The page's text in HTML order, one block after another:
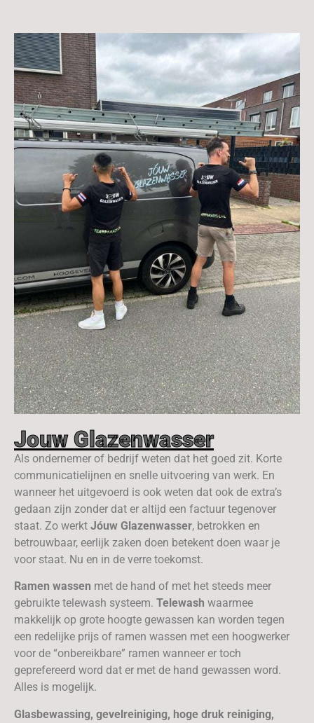
Jouw Glazenwasser
Als ondernemer of bedrijf weten dat het goed zit. Korte
communicatielijnen en snelle uitvoering van werk. En
wanneer het uitgevoerd is ook weten dat ook de extra’s
gedaan zijn zonder dat er altijd een factuur tegenover
staat. Zo werkt Jóuw Glazenwasser, betrokken en
betrouwbaar, eerlijk zaken doen betekent doen waar je
voor staat. Nu en in de verre toekomst.
Ramen wassen met de hand of met het steeds meer
gebruikte telewash systeem. Telewash waarmee
makkelijk op grote hoogte gewassen kan worden tegen
een redelijke prijs of ramen wassen met een hoogwerker
voor de “onbereikbare” ramen wanneer er toch
geprefereerd word dat er met de hand gewassen word.
Alles is mogelijk.
Glasbewassing, gevelreiniging, hoge druk reiniging,